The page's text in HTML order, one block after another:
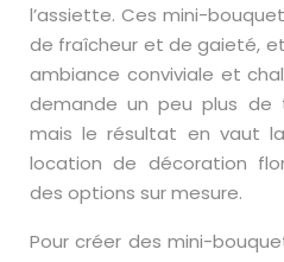
l’assiette. Ces mini-
de fraîcheur et de gaieté,
ambiance conviviale et
demande un peu plus
mais le résultat en vaut
location de décoration
des options sur mesure.
Pour créer des mini-